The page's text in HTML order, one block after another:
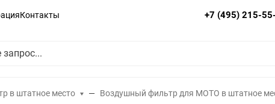
Контакты +7 (495) 215-
в штатное место Воздушный фильтр для МОТО в штатное